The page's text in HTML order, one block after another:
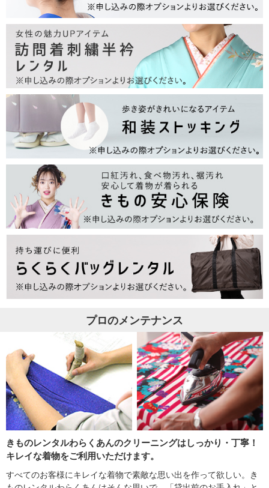
プロのメンテナンス
きものレンタルわらくあんのクリーニングはしっかり・丁寧！
キレイな着物をご利用いただけます。
すべてのお客様にキレイな着物で素敵な思い出を作って欲しい。き